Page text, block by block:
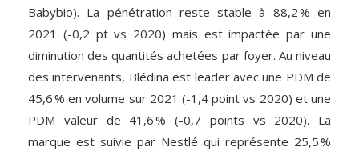
Babybio). La pénétration reste stable à 88,2 % en
2021 (-0,2 pt vs 2020) mais est impactée par une
diminution des quantités achetées par foyer. Au niveau
des intervenants, Blédina est leader avec une PDM de
45,6 % en volume sur 2021 (-1,4 point vs 2020) et une
PDM valeur de 41,6 % (-0,7 points vs 2020). La
marque est suivie par Nestlé qui représente 25,5 %